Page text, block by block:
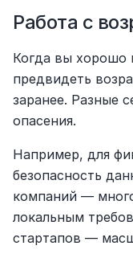
Работа с
Когда вы хорошо
предвидеть
заранее. Разные
опасения.
Например, для
безопасность
компаний —
локальным
стартапов —